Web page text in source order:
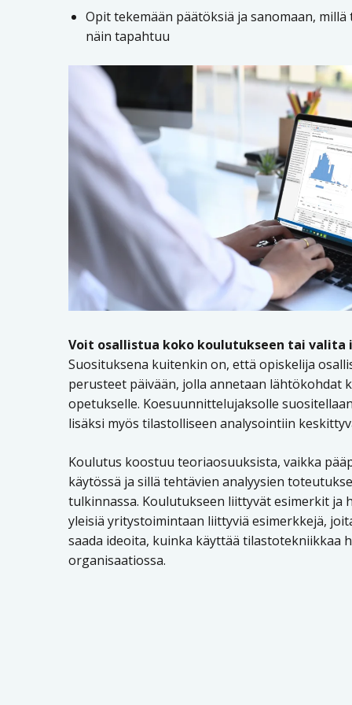
Opit tekemään päätöksiä ja sanomaan,
näin tapahtuu
Voit osallistua koko koulutukseen tai valita
Suosituksena kuitenkin on, että opiskelija
perusteet päivään, jolla annetaan lähtökohdat
opetukselle. Koesuunnittelujaksolle
lisäksi myös tilastolliseen analysointiin
Koulutus koostuu teoriaosuuksista, vaikka
käytössä ja sillä tehtävien analyysien
tulkinnassa. Koulutukseen liittyvät esimerkit ja
yleisiä yritystoimintaan liittyviä esimerkkejä,
saada ideoita, kuinka käyttää tilastotekniikkaa
organisaatiossa.